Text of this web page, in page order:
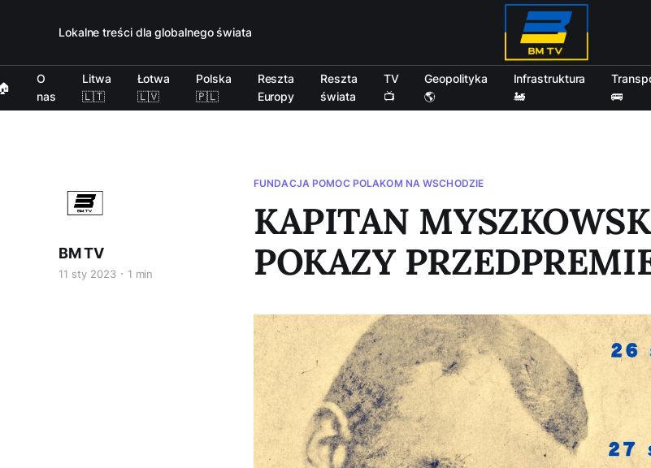
Lokalne treści dla globalnego świata
O
nas
Litwa
🇱🇹
Łotwa
🇱🇻
Polska
🇵🇱
Reszta
Europy
Reszta
świata
TV
📺
Geopolityka
🌎
Infrastruktura
🚂
🚌
FUNDACJA POMOC POLAKOM NA WSCHODZIE
KAPITAN
POKAZY
BM TV
11 sty 2023 1 min